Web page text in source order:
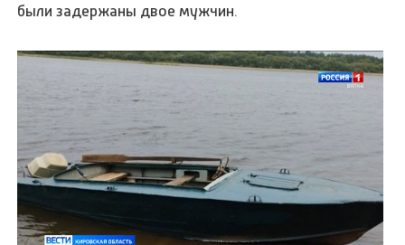
были задержаны двое мужчин.